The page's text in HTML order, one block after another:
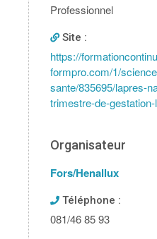
Professionnel
Site :
https://
formpro.com/1/
sante/835695/lapres-
trimestre-de-
Organisateur
Fors/Henallux
Téléphone :
081/46 85 93